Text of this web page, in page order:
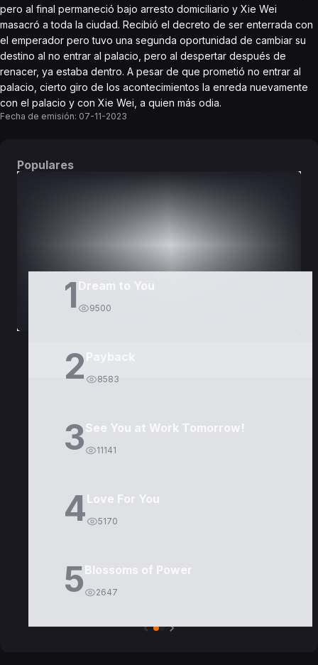
pero al final permaneció bajo arresto domiciliario y Xie Wei
masacró a toda la ciudad. Recibió el decreto de ser enterrada con
el emperador pero tuvo una segunda oportunidad de cambiar su
destino al no entrar al palacio, pero al despertar después de
renacer, ya estaba dentro. A pesar de que prometió no entrar al
palacio, cierto giro de los acontecimientos la enreda nuevamente
con el palacio y con Xie Wei, a quien más odia.
Fecha de emisión: 07-11-2023
Populares
1 Dream to You
9500
2 8583
3See You at Work Tomorrow!
11141
4Love For You
5170
5Blossoms of Power
2647